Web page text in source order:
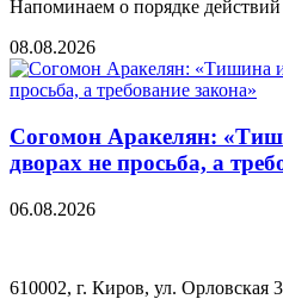
Напоминаем о порядке
08.08.2026
Согомон Аракелян:
дворах не просьба, а
06.08.2026
610002, г. Киров, ул. Орловская